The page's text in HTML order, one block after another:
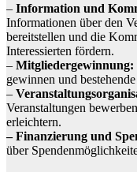
– Information und
Informationen über den
bereitstellen und die
Interessierten fördern.
– Mitgliedergewinnung:
gewinnen und
–
Veranstaltungen
erleichtern.
– Finanzierung und
über